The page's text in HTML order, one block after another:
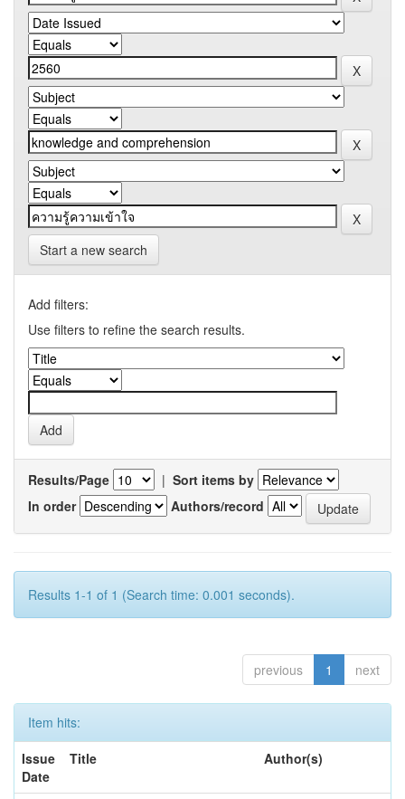
Start a new search
Add filters:
Use filters to refine the search results.
Results/Page | Sort items by
In order
Authors/record
Results 1-1 of 1 (Search time: 0.001 seconds).
previous 1 next
Item hits:
Issue
Date
Title Author(s)